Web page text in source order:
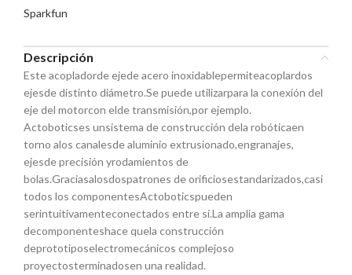
Sparkfun
Descripción
Este acopladorde ejede acero inoxidablepermiteacoplardos
ejesde distinto diámetro.Se puede utilizarpara la conexión del
eje del motorcon elde transmisión,por ejemplo.
Actoboticses unsistema de construcción dela robóticaen
torno alos canalesde aluminio extrusionado,engranajes,
ejesde precisión yrodamientos de
bolas.Graciasalosdospatrones de orificiosestandarizados,casi
todos los componentesActoboticspueden
serintuitivamenteconectados entre sí.La amplia gama
decomponenteshace quela construcción
deprototiposelectromecánicos complejoso
proyectosterminadosen una realidad.